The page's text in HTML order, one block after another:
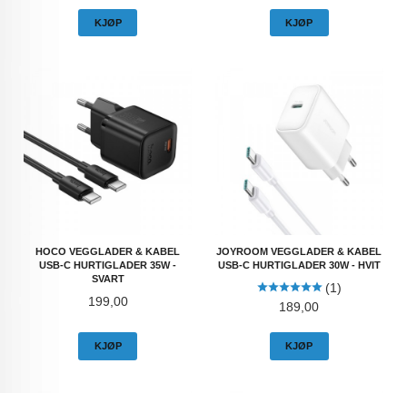
KJØP KJØP
HOCO VEGGLADER & KABEL
USB-C HURTIGLADER 35W -
SVART
Pris
199,00
KJØP
JOYROOM VEGGLADER & KABEL
USB-C HURTIGLADER 30W - HVIT
(1)
Pris
189,00
KJØP